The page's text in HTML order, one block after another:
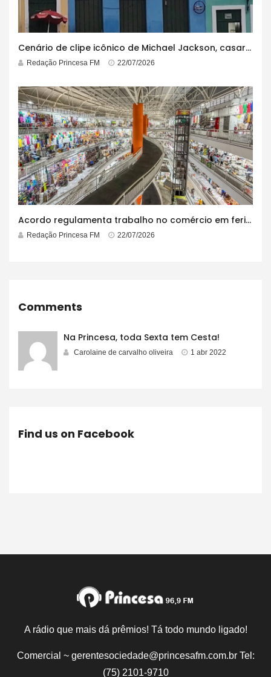
Cenário de clipe icônico de Michael Jackson, casarão azul no centro do Pelourinho enfrenta ordem de desocupação
Redação Princesa FM 22/07/2026
Acordo regulamenta trabalho no comércio em feriados
Redação Princesa FM 22/07/2026
Comments
Na Princesa, toda Sexta tem Cesta!
Carolaine de carvalho oliveira 1 abr 2022
Find us on Facebook
A rádio que mais dá prêmios! Tá todo mundo ligado!
Comercial ~ gerentesociedade@princesafm.com.br Tel:
(75) 2101-9710